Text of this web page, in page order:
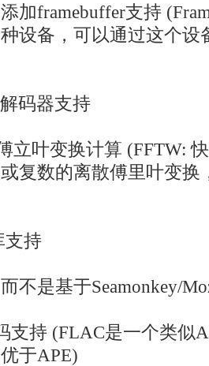
加framebuffer支持
设备，可以通过这个设
码器支持
立叶变换计算 (FFTW:
复数的离散傅里叶变换
支持
不是基于Seamonkey/
支持 (FLAC是一个类似
于APE)